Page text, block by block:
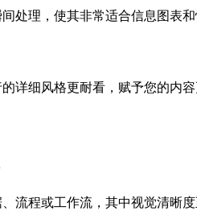
处理，使其非常适合信息图表和
详细风格更耐看，赋予您的内容
流程或工作流，其中视觉清晰度